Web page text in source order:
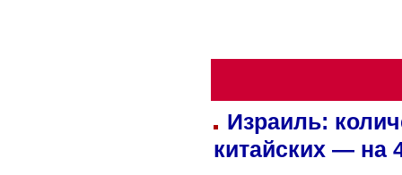
Израиль:
китайских — на